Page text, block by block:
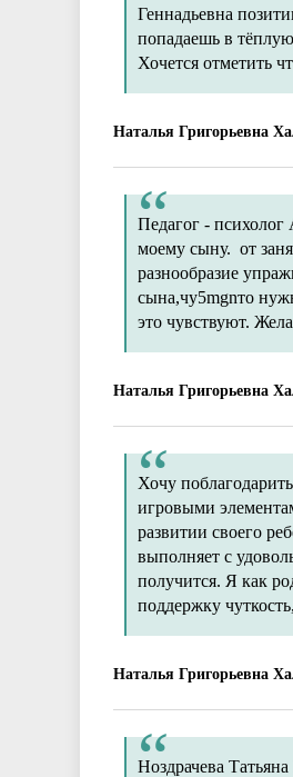
Геннадьевна
попадаешь в
Хочется отметить
Наталья Григорьевна
Педагог -
моему сыну. от
разнообразие
сына,чy5mgnто
это чувствуют.
Наталья Григорьевна
Хочу
игровыми
развитии своего
выполняет с
получится. Я как
поддержку
Наталья Григорьевна
Ноздрачева